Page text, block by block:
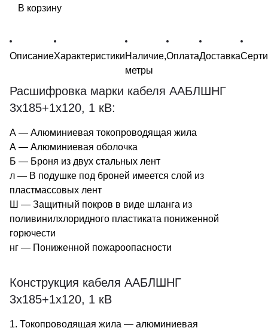
В корзину
ОписаниеХарактеристикиНаличие,
метры
ОплатаДоставка
Расшифровка марки кабеля ААБЛШНГ
3х185+1х120, 1 кВ:
А — Алюминиевая токопроводящая жила
А — Алюминиевая оболочка
Б — Броня из двух стальных лент
л — В подушке под броней имеется слой из
пластмассовых лент
Ш — Защитный покров в виде шланга из
поливинилхлоридного пластиката пониженной
горючести
нг — Пониженной пожароопасности
Конструкция кабеля ААБЛШНГ
3х185+1х120, 1 кВ
1. Токопроводящая жила — алюминиевая